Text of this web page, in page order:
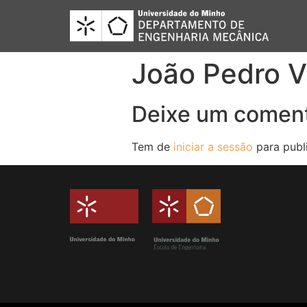
João Pedro
Deixe um
Tem de iniciar a sessão para